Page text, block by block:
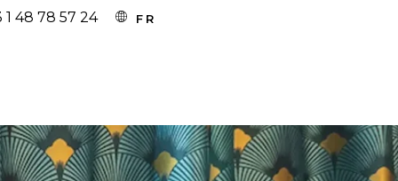
1 48 78 57 24 FR